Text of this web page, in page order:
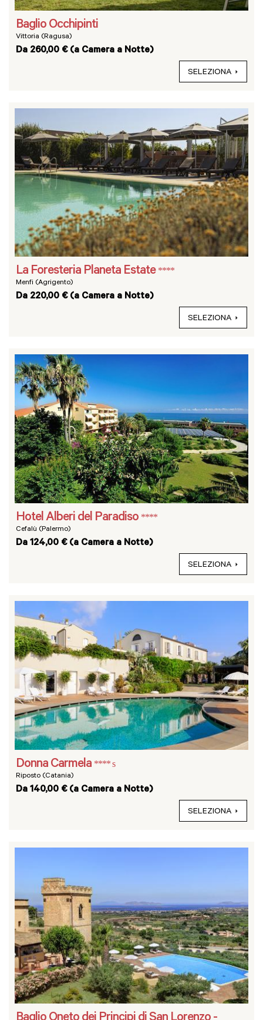
Baglio Occhipinti
Vittoria (Ragusa)
Da 260,00 € (a Camera a Notte)
SELEZIONA
La Foresteria Planeta Estate ****
Menfi (Agrigento)
Da 220,00 € (a Camera a Notte)
SELEZIONA
Hotel Alberi del Paradiso ****
Cefalù (Palermo)
Da 124,00 € (a Camera a Notte)
SELEZIONA
Donna Carmela **** s
Riposto (Catania)
Da 140,00 € (a Camera a Notte)
SELEZIONA